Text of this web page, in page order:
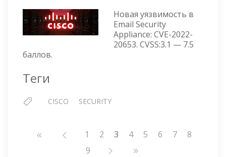
—
УЯЗВИМОСТЬ
В
DNS
Новая уязвимость в
Email Security
Appliance: CVE-2022-
20653. CVSS:3.1 — 7.5
баллов.
Теги
CISCO SECURITY
Нумерация
Страница
1 Страница
2 3 Страница
4 Страница
5 Страница
6 Страница
7 Страница
8
Страница
9